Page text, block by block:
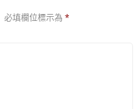
必填欄位標示為 *